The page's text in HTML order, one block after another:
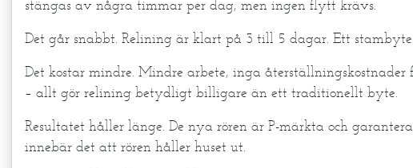
stängas av några timmar per dag, men ingen flytt krävs.
Det går snabbt. Relining är klart på 3 till 5 dagar. Ett
Det kostar mindre. Mindre arbete, inga
– allt gör relining betydligt billigare än ett traditionellt byte.
Resultatet håller länge. De nya rören är P-märkta och
innebär det att rören håller huset ut.